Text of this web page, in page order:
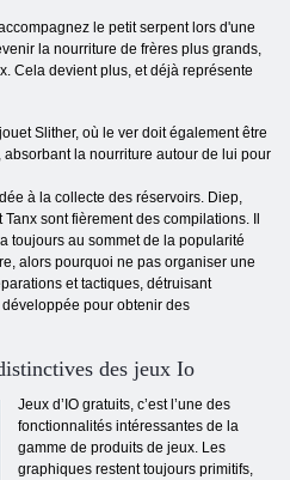
le petit serpent lors d'une
la nourriture de frères plus grands,
Cela devient plus, et déjà représente
Slither, où le ver doit également être
la nourriture autour de lui pour
à la collecte des réservoirs. Diep,
sont fièrement des compilations. Il
toujours au sommet de la popularité
alors pourquoi ne pas organiser une
et tactiques, détruisant
développée pour obtenir des
des jeux Io
Jeux d’IO gratuits, c’est l’une des
fonctionnalités intéressantes de la
gamme de produits de jeux. Les
graphiques restent toujours primitifs,